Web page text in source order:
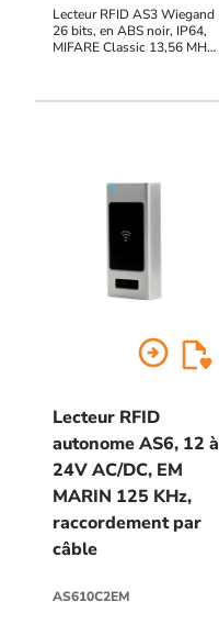
Lecteur RFID AS3 Wiegand
26 bits, en ABS noir, IP64,
MIFARE Classic 13,56 MHz,
d'état et buzzer pilotables
arrow_circle_right
Lecteur RFID
autonome AS6, 12 à
24V AC/DC, EM
MARIN 125 KHz,
raccordement par
câble
AS610C2EM